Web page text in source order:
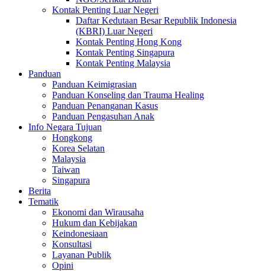
Kontak Penting Luar Negeri
Daftar Kedutaan Besar Republik Indonesia
(KBRI) Luar Negeri
Kontak Penting Hong Kong
Kontak Penting Singapura
Kontak Penting Malaysia
Panduan
Panduan Keimigrasian
Panduan Konseling dan Trauma Healing
Panduan Penanganan Kasus
Panduan Pengasuhan Anak
Info Negara Tujuan
Hongkong
Korea Selatan
Malaysia
Taiwan
Singapura
Berita
Tematik
Ekonomi dan Wirausaha
Hukum dan Kebijakan
Keindonesiaan
Konsultasi
Layanan Publik
Opini